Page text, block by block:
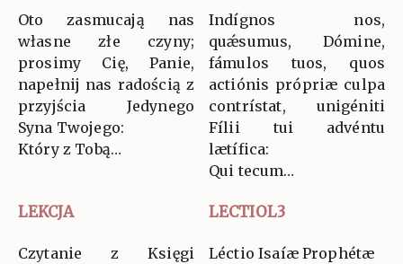
Oto zasmucają nas
własne złe czyny;
prosimy Cię, Panie,
napełnij nas radością z
przyjścia Jedynego
Syna Twojego:
Który z Tobą…
Indígnos nos,
quǽsumus, Dómine,
fámulos tuos, quos
actiónis própriæ culpa
contrístat, unigéniti
Fílii tui advéntu
lætífica:
Qui tecum…
LEKCJA LECTIOL3
Czytanie z Księgi
Léctio Isaíæ Prophétæ